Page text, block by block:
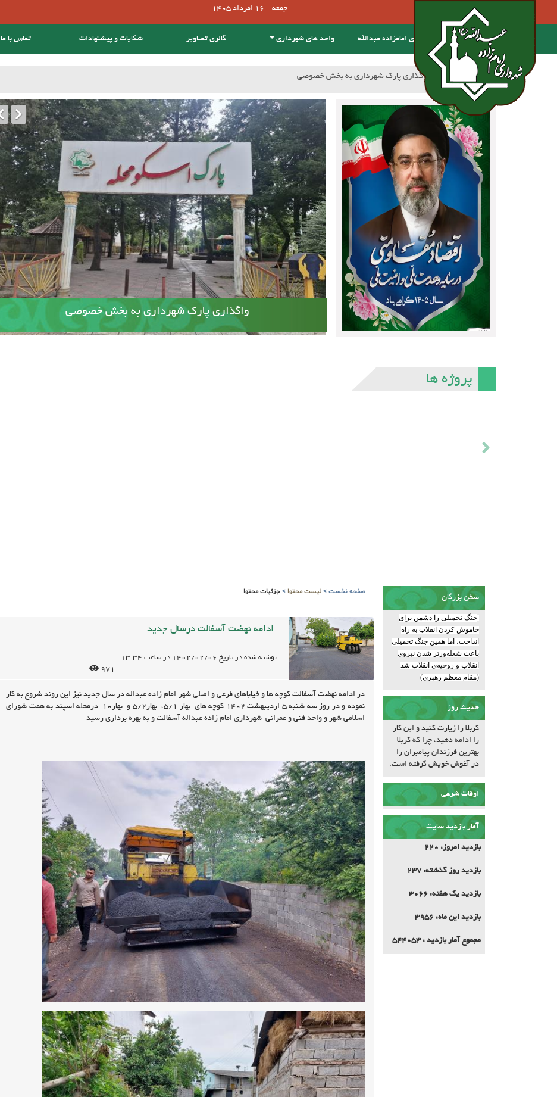
جمعه 16 امرداد 1405
تماس با ما شکایات و پیشنهادات گالری تصاویر واحد های شهرداری درباره ی امامزاده عبدالله خانه
:خبر آسفالت کوچه وصال ۲۰
آسفالت کوچه وصال ۲۰
پروژه ها
صفحه نخست > لیست محتوا > جزئیات محتوا
ادامه نهضت آسفالت درسال جدید
نوشته شده در تاریخ 1402/02/06 در ساعت 13:34
971
در ادامه نهضت آسفالت کوچه ها و خیاباهای فرعی و اصلی شهر امام زاده عبداله در سال جدید نیز این روند شروع به کار
نموده و در روز سه شنبه 5 اردیبهشت 1402 کوچه های بهار 5/1، بهار5/2 و بهار10 درمحله اسپند به همت شورای
اسلامی شهر و واحد فنی و عمرانی شهرداری امام زاده عبداله آسفالت و به بهره برداری رسید
سخن بزرگان
جنگ تحمیلی را دشمن برای
خاموش کردن انقلاب به راه
انداخت، اما همین جنگ تحمیلی
باعث شعله‌ورتر شدن نیروی
انقلاب و روحیه‌ی انقلاب شد
(مقام معظم رهبری)
حدیث روز
کربلا را زیارت کنید و این کار
را ادامه دهید، چرا که کربلا
بهترین فرزندان پیامبران را
در آغوش خویش گرفته است.
اوقات شرعی
آمار بازدید سایت
بازدید امروز: 220
بازدید روز گذشته: 237
بازدید یک هفته: 3066
بازدید این ماه: 3956
مجموع آمار بازدید : 544053